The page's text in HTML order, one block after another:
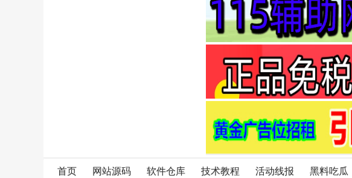
首页 网站源码 软件仓库 技术教程 活动线报 黑料吃瓜